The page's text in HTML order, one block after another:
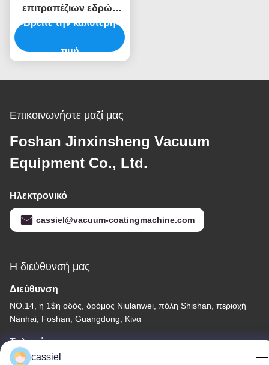
επιτραπέζιων εδρών
επίπλων ανοξείδωτου
περιεκτικότητας μηχανή
τιτανίου
Βρείτε την καλύτερη
τιμή
Επικοινωνήστε μαζί μας
Foshan Jinxinsheng Vacuum
Equipment Co., Ltd.
Ηλεκτρονικό
cassiel@vacuum-coatingmachine.com
Η διεύθυνσή μας
Διεύθυνση
NO.14, η 1$η οδός, δρόμος Niulanwei, πόλη Shishan, περιοχή
Nanhai, Foshan, Guangdong, Κίνα
Τηλεφώνημα
86-139-2915-0962
cassiel